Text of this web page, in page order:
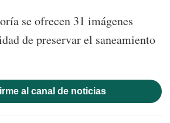
se ofrecen 31 imágenes
de preservar el saneamiento
al canal de noticias